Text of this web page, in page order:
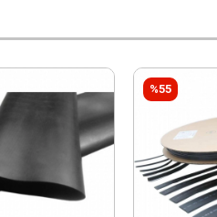
%55